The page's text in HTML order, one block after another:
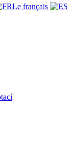
Le français